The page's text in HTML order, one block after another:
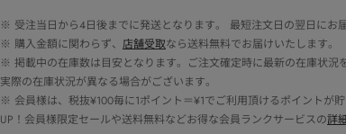
※ 受注当日から4日後までに発送となります。 最短注文日の翌日にお
※ 購入金額に関わらず、 店舗受取なら送料無料でお届けいたします。
※ 掲載中の在庫数は目安となります。ご注文確定時に最新の在庫状況
実際の在庫状況が異なる場合がございます。
※ 会員様は、税抜¥100毎に1ポイント＝¥1でご利用頂けるポイントが
UP！会員様限定セールや送料無料などお得な会員ランクサービスの詳